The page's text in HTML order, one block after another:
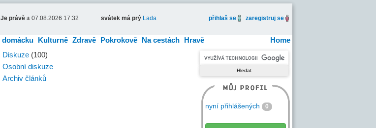
Je právě ± 07.08.2026 17:32 svátek má prý Lada přihlaš se zaregistruj se
Home
domácku Kulturně Zdravě Pokrokově Na cestách Hravě
Diskuze (100)
Osobní diskuze
Archiv článků
nyní přihlášených 0